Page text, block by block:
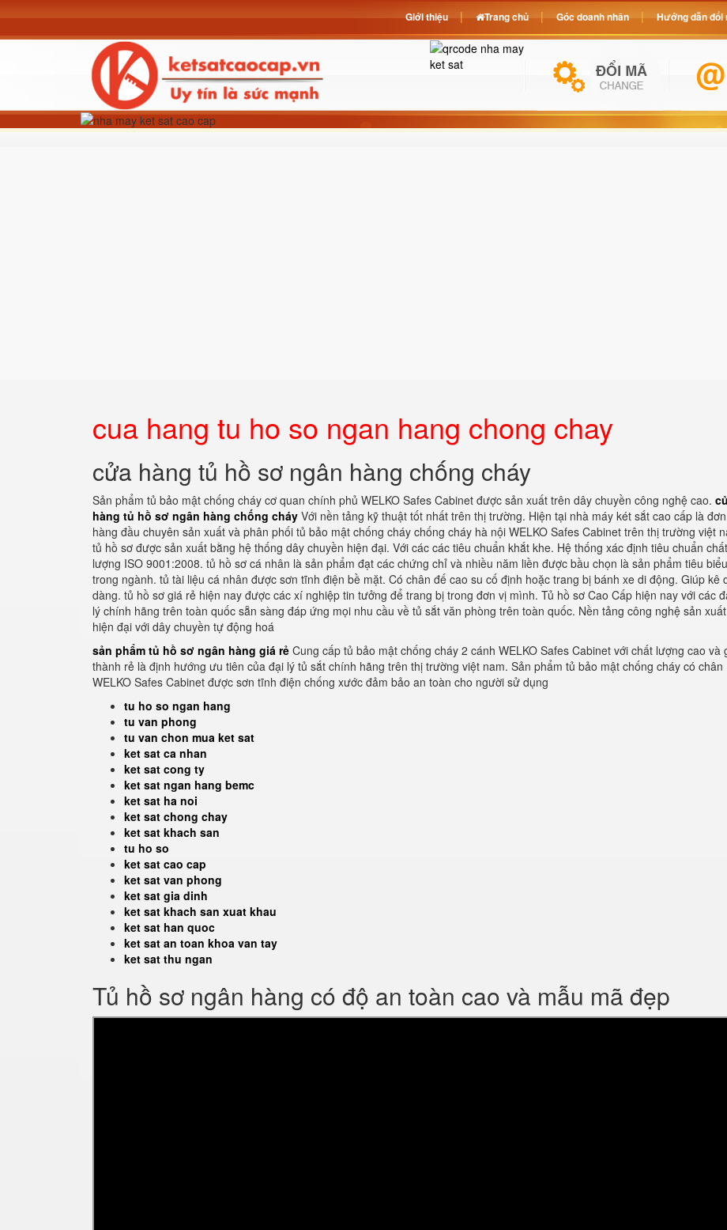
cua hang tu ho so ngan hang chong chay
cửa hàng tủ hồ sơ ngân hàng chống cháy
Sản phẩm tủ bảo mật chống cháy cơ quan chính phủ WELKO Safes Cabinet được sản xuất trên dây chuyền công nghệ cao.
hàng tủ hồ sơ ngân hàng chống cháy Với nền tảng kỹ thuật tốt nhất trên thị trường. Hiện tại nhà máy két sắt cao cấp là
hàng đầu chuyên sản xuất và phân phối tủ bảo mật chống cháy chống cháy hà nội WELKO Safes Cabinet trên thị trường việt
tủ hồ sơ được sản xuất bằng hệ thống dây chuyền hiện đại. Với các các tiêu chuẩn khắt khe. Hệ thống xác định tiêu chuẩn chất
lượng ISO 9001:2008. tủ hồ sơ cá nhân là sản phẩm đạt các chứng chỉ và nhiều năm liền được bầu chọn là sản phẩm tiêu biểu
trong ngành. tủ tài liệu cá nhân được sơn tĩnh điện bề mặt. Có chân đế cao su cố định hoặc trang bị bánh xe di động. Giúp kê
dàng. tủ hồ sơ giá rẻ hiện nay được các xí nghiệp tin tưởng để trang bị trong đơn vị mình. Tủ hồ sơ Cao Cấp hiện nay với các
lý chính hãng trên toàn quốc sẵn sàng đáp ứng mọi nhu cầu về tủ sắt văn phòng trên toàn quốc. Nền tảng công nghệ sản xuất
hiện đại với dây chuyền tự động hoá
sản phẩm tủ hồ sơ ngân hàng giá rẻ Cung cấp tủ bảo mật chống cháy 2 cánh WELKO Safes Cabinet với chất lượng cao và
thành rẻ là định hướng ưu tiên của đại lý tủ sắt chính hãng trên thị trường việt nam. Sản phẩm tủ bảo mật chống cháy có chân
WELKO Safes Cabinet được sơn tĩnh điện chống xước đảm bảo an toàn cho người sử dụng
tu ho so ngan hang
tu van phong
tu van chon mua ket sat
ket sat ca nhan
ket sat cong ty
ket sat ngan hang bemc
ket sat ha noi
ket sat chong chay
ket sat khach san
tu ho so
ket sat cao cap
ket sat van phong
ket sat gia dinh
ket sat khach san xuat khau
ket sat han quoc
ket sat an toan khoa van tay
ket sat thu ngan
Tủ hồ sơ ngân hàng có độ an toàn cao và mẫu mã đẹp
Giới thiệu Trang chủ Góc doanh nhân Hướng dẫn đổi